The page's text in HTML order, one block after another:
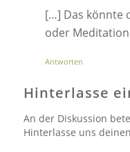
[…] Das könnte
oder
Antworten
Hinterlasse
An der Diskussion
Hinterlasse uns